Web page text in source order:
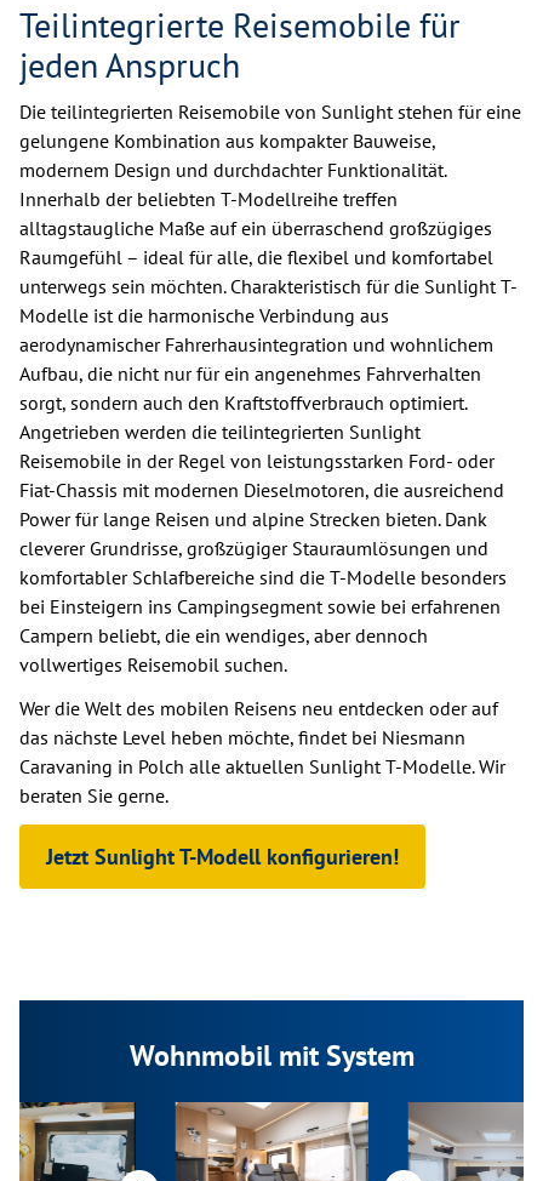
Teilintegrierte Reisemobile für
jeden Anspruch
Die teilintegrierten Reisemobile von Sunlight stehen für eine
gelungene Kombination aus kompakter Bauweise,
modernem Design und durchdachter Funktionalität.
Innerhalb der beliebten T-Modellreihe treffen
alltagstaugliche Maße auf ein überraschend großzügiges
Raumgefühl – ideal für alle, die flexibel und komfortabel
unterwegs sein möchten. Charakteristisch für die Sunlight T-
Modelle ist die harmonische Verbindung aus
aerodynamischer Fahrerhausintegration und wohnlichem
Aufbau, die nicht nur für ein angenehmes Fahrverhalten
sorgt, sondern auch den Kraftstoffverbrauch optimiert.
Angetrieben werden die teilintegrierten Sunlight
Reisemobile in der Regel von leistungsstarken Ford- oder
Fiat-Chassis mit modernen Dieselmotoren, die ausreichend
Power für lange Reisen und alpine Strecken bieten. Dank
cleverer Grundrisse, großzügiger Stauraumlösungen und
komfortabler Schlafbereiche sind die T-Modelle besonders
bei Einsteigern ins Campingsegment sowie bei erfahrenen
Campern beliebt, die ein wendiges, aber dennoch
vollwertiges Reisemobil suchen.
Wer die Welt des mobilen Reisens neu entdecken oder auf
das nächste Level heben möchte, findet bei Niesmann
Caravaning in Polch alle aktuellen Sunlight T-Modelle. Wir
beraten Sie gerne.
Jetzt Sunlight T-Modell konfigurieren!
Wohnmobil mit System